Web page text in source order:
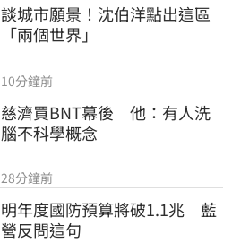
談城市願景！沈伯洋點出這區
「兩個世界」
10分鐘前
慈濟買BNT幕後　他：有人洗
腦不科學概念
28分鐘前
明年度國防預算將破1.1兆　藍
營反問這句